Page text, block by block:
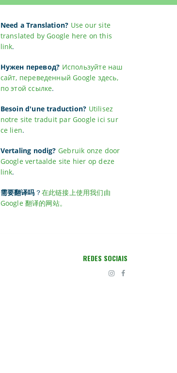
Need a Translation? Use our site
translated by Google here on this
link.
Нужен перевод? Используйте наш
сайт, переведенный Google здесь,
по этой ссылке.
Besoin d'une traduction? Utilisez
notre site traduit par Google ici sur
ce lien.
Vertaling nodig? Gebruik onze door
Google vertaalde site hier op deze
link.
需要翻译吗 ？在此链接上使用我们由
Google 翻译的网站。
REDES SOCIAIS